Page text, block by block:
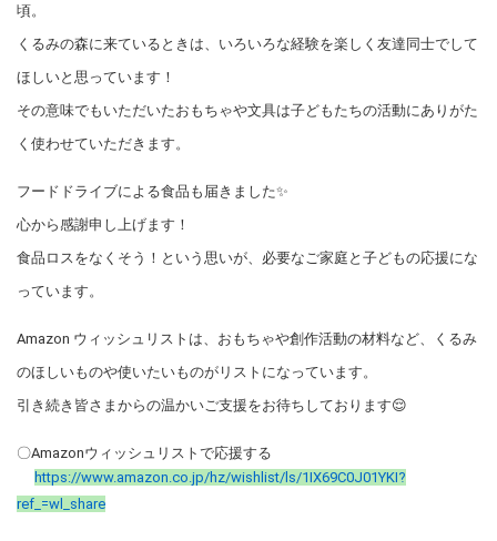
頃。
くるみの森に来ているときは、いろいろな経験を楽しく友達同士でして
ほしいと思っています！
その意味でもいただいたおもちゃや文具は子どもたちの活動にありがた
く使わせていただきます。
フードドライブによる食品も届きました✨
心から感謝申し上げます！
食品ロスをなくそう！という思いが、必要なご家庭と子どもの応援にな
っています。
Amazon ウィッシュリストは、おもちゃや創作活動の材料など、くるみ
のほしいものや使いたいものがリストになっています。
引き続き皆さまからの温かいご支援をお待ちしております😌
〇Amazonウィッシュリストで応援する
https://www.amazon.co.jp/hz/wishlist/ls/1IX69C0J01YKI?
ref_=wl_share